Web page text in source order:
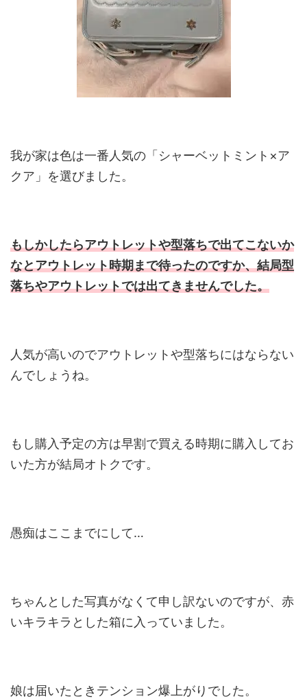
我が家は色は一番人気の「シャーベットミント×ア
クア」を選びました。
もしかしたらアウトレットや型落ちで出てこないか
なとアウトレット時期まで待ったのですか、結局型
落ちやアウトレットでは出てきませんでした。
人気が高いのでアウトレットや型落ちにはならない
んでしょうね。
もし購入予定の方は早割で買える時期に購入してお
いた方が結局オトクです。
愚痴はここまでにして…
ちゃんとした写真がなくて申し訳ないのですが、赤
いキラキラとした箱に入っていました。
娘は届いたときテンション爆上がりでした。